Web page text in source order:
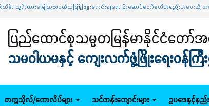
ားမြေဩဇာဝယ်ယူဖြန့်ဖြူးရောင်းချရေး ဦးဆောင်ကော်မတီအစည်းအဝေးသို့ တက်ရောက်
ပြည်ထောင်စုသမ္မတမြန်မာနိုင်ငံတော်အ
သမဝါယမနှင့် ကျေးလက်ဖွံ့ဖြိုးရေးဝန်ကြီ
တက္ကသိုလ်/ကောလိပ်များ သင်တန်းကျောင်းများ ဥပဒေနှင့်နည်း